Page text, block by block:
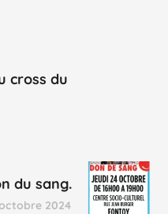
cross du
du sang.
2024